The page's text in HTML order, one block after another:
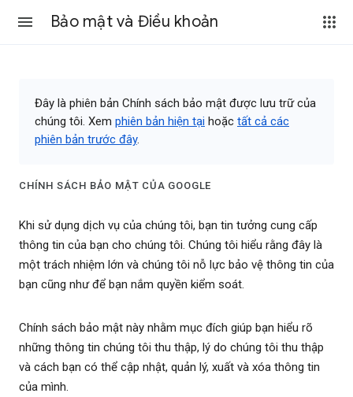
Bảo mật và Điều khoản
Đây là phiên bản Chính sách bảo mật được lưu trữ của
chúng tôi. Xem phiên bản hiện tại hoặc tất cả các
phiên bản trước đây.
CHÍNH SÁCH BẢO MẬT CỦA GOOGLE
Khi sử dụng dịch vụ của chúng tôi, bạn tin tưởng cung cấp
thông tin của bạn cho chúng tôi. Chúng tôi hiểu rằng đây là
một trách nhiệm lớn và chúng tôi nỗ lực bảo vệ thông tin của
bạn cũng như để bạn nắm quyền kiểm soát.
Chính sách bảo mật này nhằm mục đích giúp bạn hiểu rõ
những thông tin chúng tôi thu thập, lý do chúng tôi thu thập
và cách bạn có thể cập nhật, quản lý, xuất và xóa thông tin
của mình.